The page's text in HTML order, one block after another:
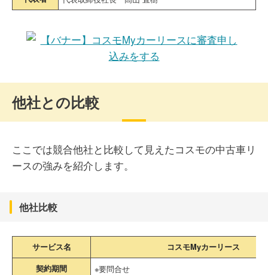
他社との比較
ここでは競合他社と比較して見えたコスモの中古車リ
ースの強みを紹介します。
他社比較
サービス名
コスモMyカーリース
契約期間
※要問合せ